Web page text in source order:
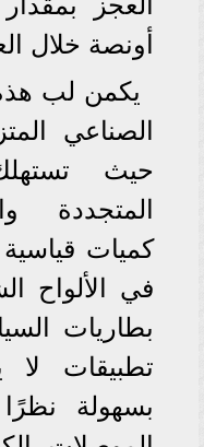
أونصة خلال
يكمن لب
الصناعي
حيث
المتجددة
كميات
في الألواح
بطاريات
تطبيقات لا
بسهولة